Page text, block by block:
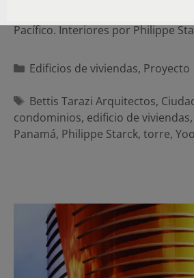
Pacífico. Interiores por Philippe
Categorías
Edificios de viviendas, Proyecto
Etiquetas
Bettis Tarazi Arquitectos,
condominios, edificio de viviendas,
Panamá, Philippe Starck, torre,